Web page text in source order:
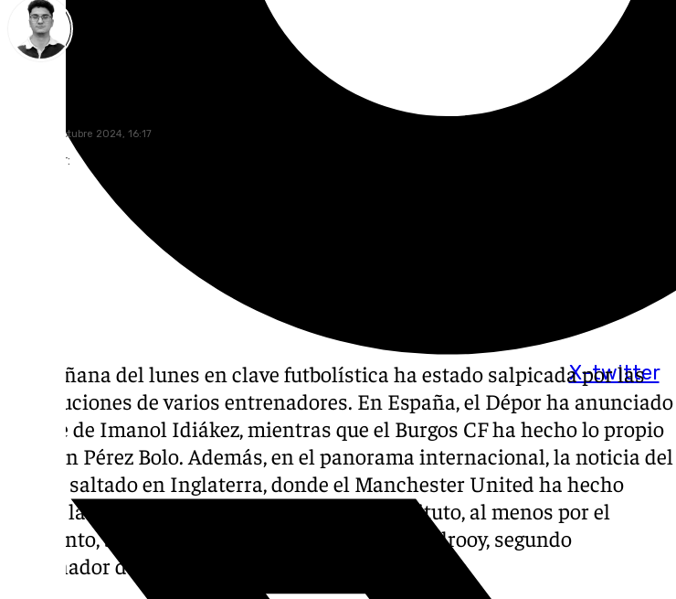
X-twitter
lunes, 28 octubre 2024, 16:17
Compartir:
La mañana del lunes en clave futbolística ha estado salpicada por las
destituciones de varios entrenadores. En España, el Dépor ha anunciado
el cese de Imanol Idiákez, mientras que el Burgos CF ha hecho lo propio
con Jon Pérez Bolo. Además, en el panorama internacional, la noticia del
día ha saltado en Inglaterra, donde el Manchester United ha hecho
oficial la destitución de Erik ten Hag. Su sustituto, al menos por el
momento, será el
Ruud Van Nistelrooy, segundo
entrenador del neerlandés.